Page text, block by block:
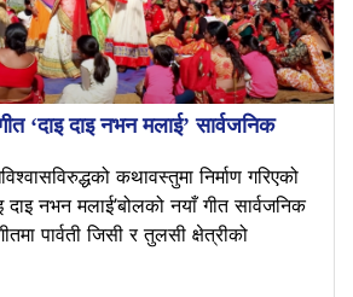
‘दाइ दाइ नभन मलाई’ सार्वजनिक
कथावस्तुमा निर्माण गरिएको
दाइ नभन मलाई’बोलको नयाँ गीत सार्वजनिक
पार्वती जिसी र तुलसी क्षेत्रीको